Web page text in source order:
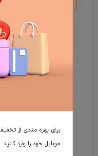
گارانتی اصالت و سلامت
جهت اطلاع از موجودی
09931046355 در واتساپ ارتباط برقرار کنید .
برای بهره مندی از
موبایل خود را وارد کنید